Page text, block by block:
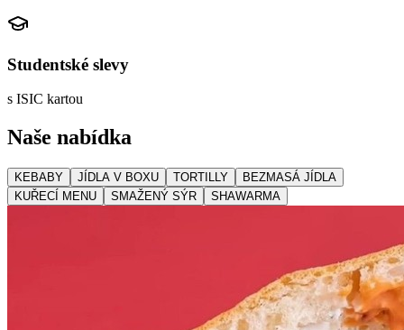
Studentské slevy
s ISIC kartou
Naše nabídka
KEBABY JÍDLA V BOXU TORTILLY
BEZMASÁ JÍDLA
KUŘECÍ MENU
SMAŽENÝ SÝR SHAWARMA